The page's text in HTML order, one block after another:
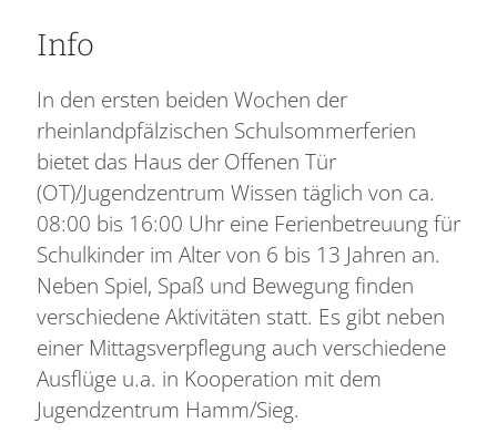
Info
In den ersten beiden Wochen der
rheinlandpfälzischen Schulsommerferien
bietet das Haus der Offenen Tür
(OT)/Jugendzentrum Wissen täglich von ca.
08:00 bis 16:00 Uhr eine Ferienbetreuung für
Schulkinder im Alter von 6 bis 13 Jahren an.
Neben Spiel, Spaß und Bewegung finden
verschiedene Aktivitäten statt. Es gibt neben
einer Mittagsverpflegung auch verschiedene
Ausflüge u.a. in Kooperation mit dem
Jugendzentrum Hamm/Sieg.